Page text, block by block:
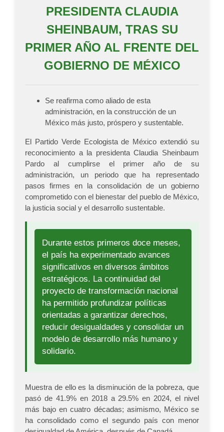
PRESIDENTA CLAUDIA
SHEINBAUM, TRAS SU
PRIMER AÑO AL FRENTE DEL
GOBIERNO DE MÉXICO
Se reafirma como aliado de esta
administración, en la construcción de un
México más justo, próspero y sustentable.
El Partido Verde Ecologista de México extendió su
reconocimiento a la presidenta Claudia Sheinbaum
Pardo al cumplirse el primer año de su
administración, un periodo que ha representado
pasos firmes en la consolidación de un gobierno
comprometido con el bienestar del pueblo de México,
la justicia social y el desarrollo sustentable.
Durante estos primeros doce meses,
el país ha experimentado avances
significativos en diversos ámbitos
estratégicos. La continuidad del
proyecto de transformación nacional
ha permitido profundizar políticas
orientadas a garantizar derechos,
reducir desigualdades y consolidar un
modelo de desarrollo más humano y
solidario.
Muestra de ello es la disminución de la pobreza, que
pasó de 41.9% en 2018 a 29.5% en 2024, el nivel
más bajo en cuatro décadas; asimismo, México se
ha consolidado como el segundo país con menor